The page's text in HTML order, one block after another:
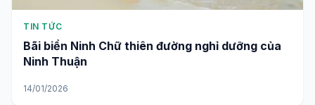
TIN TỨC
Bãi biển Ninh Chữ thiên đường nghỉ dưỡng của
Ninh Thuận
14/01/2026